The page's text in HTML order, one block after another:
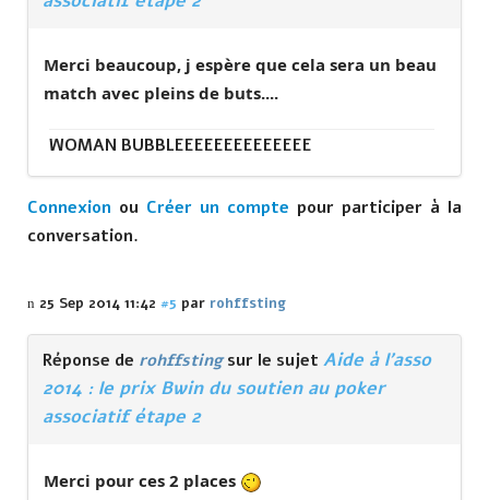
Merci beaucoup, j espère que cela sera un beau
match avec pleins de buts....
WOMAN BUBBLEEEEEEEEEEEEEE
Connexion ou Créer un compte pour participer à la
conversation.
25 Sep 2014 11:42 #5 par rohffsting
Réponse de rohffstingsur le sujet Aide à l'asso
2014 : le prix Bwin du soutien au poker
associatif étape 2
Merci pour ces 2 places